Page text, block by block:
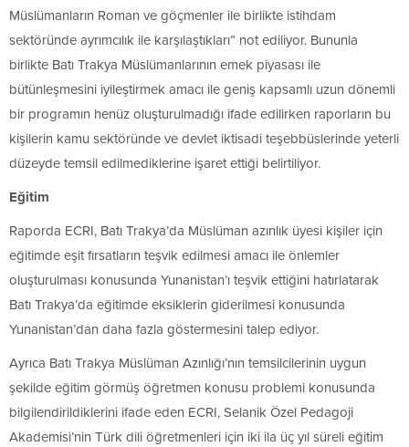
Müslümanların Roman ve göçmenler ile birlikte istihdam
sektöründe ayrımcılık ile karşılaştıkları” not ediliyor. Bununla
birlikte Batı Trakya Müslümanlarının emek piyasası ile
bütünleşmesini iyileştirmek amacı ile geniş kapsamlı uzun dönemli
bir programın henüz oluşturulmadığı ifade edilirken raporların bu
kişilerin kamu sektöründe ve devlet iktisadi teşebbüslerinde yeterli
düzeyde temsil edilmediklerine işaret ettiği belirtiliyor.
Eğitim
Raporda ECRI, Batı Trakya’da Müslüman azınlık üyesi kişiler için
eğitimde eşit fırsatların teşvik edilmesi amacı ile önlemler
oluşturulması konusunda Yunanistan’ı teşvik ettiğini hatırlatarak
Batı Trakya’da eğitimde eksiklerin giderilmesi konusunda
Yunanistan’dan daha fazla göstermesini talep ediyor.
Ayrıca Batı Trakya Müslüman Azınlığı’nın temsilcilerinin uygun
şekilde eğitim görmüş öğretmen konusu problemi konusunda
bilgilendirildiklerini ifade eden ECRI, Selanik Özel Pedagoji
Akademisi’nin Türk dili öğretmenleri için iki ila üç yıl süreli eğitim